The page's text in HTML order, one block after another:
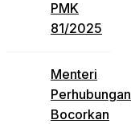
PMK
81/2025
Menteri
Perhubungan
Bocorkan